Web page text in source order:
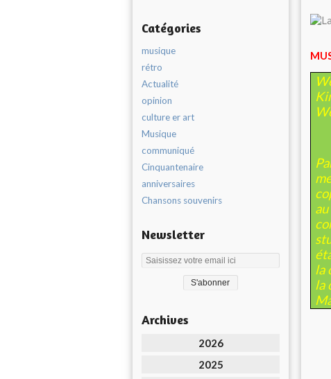
Catégories
musique
rétro
Actualité
opinion
culture er art
Musique
communiqué
Cinquantenaire
anniversaires
Chansons souvenirs
Newsletter
Archives
2026
2025
la
la